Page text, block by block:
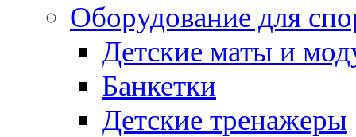
Оборудование для
Детские маты и
Банкетки
Детские тренажеры